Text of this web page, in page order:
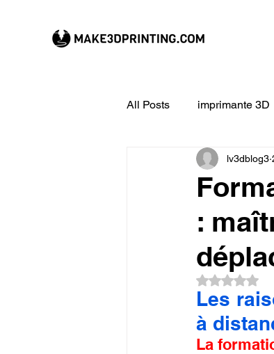
All Posts imprimante 3D
CREALITY imprimante
Filament 3D
impression 3D en ligne
Commerce en
:
lv3dblog3
Noté NaN
Les
à
La